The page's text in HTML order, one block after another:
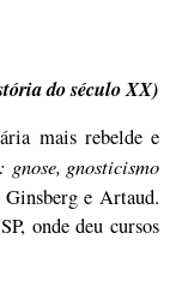
do século XX)
mais rebelde e
gnose, gnosticismo
e Artaud.
onde deu cursos